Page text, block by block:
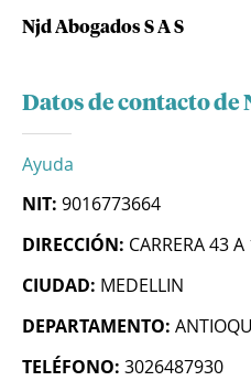
Njd Abogados S A S
Datos de contacto de
Ayuda
NIT: 9016773664
DIRECCIÓN: CARRERA 43
CIUDAD: MEDELLIN
DEPARTAMENTO:
TELÉFONO: 3026487930